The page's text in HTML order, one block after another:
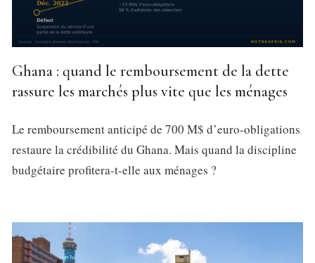
Ghana : quand le remboursement de la dette
rassure les marchés plus vite que les ménages
Le remboursement anticipé de 700 M$ d’euro-obligations
restaure la crédibilité du Ghana. Mais quand la discipline
budgétaire profitera-t-elle aux ménages ?